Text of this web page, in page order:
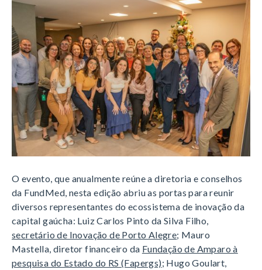
O evento, que anualmente reúne a diretoria e conselhos
da FundMed, nesta edição abriu as portas para reunir
diversos representantes do ecossistema de inovação da
capital gaúcha: Luiz Carlos Pinto da Silva Filho,
secretário de Inovação de Porto Alegre; Mauro
Mastella, diretor financeiro da Fundação de Amparo à
pesquisa do Estado do RS (Fapergs); Hugo Goulart,